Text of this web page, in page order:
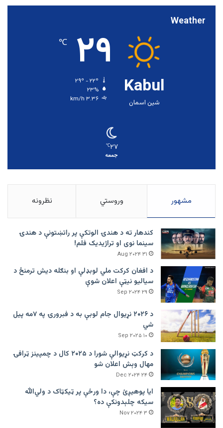
Weather
Kabul
شین اسمان
۲۹ ℃
۲۳%
۳.۳۶ km/h
۲۷℃
جمعه
مشهور وروستي نظرونه
کندهار ته د هندۍ الوتکې پر راتښتونې د هندۍ
سینما نوی او تراژيديک فلم!
۳۱ Aug ۲۰۲۴
د افغان کرکت ملي لوبډلې او بنګله دیش ترمنځ د
سیالیو نیټې اعلان شوې
۲۹ Sep ۲۰۲۴
د ۲۰۲۶ نړیوال جام لوبې به د فبرورۍ په ۷مه پیل
شي
۱۰ Sep ۲۰۲۵
د کرکټ نړیوالې شورا د ۲۰۲۵ کال د چمپینز ټرافۍ
مهال وېش اعلان شو
۲۴ Dec ۲۰۲۴
ایا پوهیږئ چې، دا ورځې پر ټيکټاک د ولي‌الله
سیکه چلېدونکې ده؟
۳ Nov ۲۰۲۴